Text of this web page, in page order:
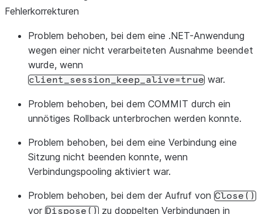
Fehlerkorrekturen
Problem behoben, bei dem eine .NET-Anwendung
wegen einer nicht verarbeiteten Ausnahme beendet
wurde, wenn
client_session_keep_alive=true war.
Problem behoben, bei dem COMMIT durch ein
unnötiges Rollback unterbrochen werden konnte.
Problem behoben, bei dem eine Verbindung eine
Sitzung nicht beenden konnte, wenn
Verbindungspooling aktiviert war.
Problem behoben, bei dem der Aufruf von Close()
vor Dispose() zu doppelten Verbindungen in